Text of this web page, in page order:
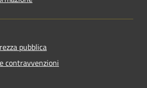
pubblica
contravvenzioni